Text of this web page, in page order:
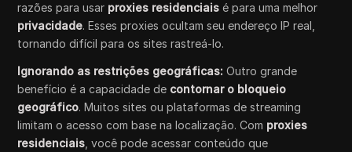
razões para usar proxies residenciais é para uma melhor
privacidade. Esses proxies ocultam seu endereço IP real,
tornando difícil para os sites rastreá-lo.
Ignorando as restrições geográficas:Outro grande
benefício é a capacidade de contornar o bloqueio
geográfico. Muitos sites ou plataformas de streaming
limitam o acesso com base na localização. Com proxies
residenciais , você pode acessar conteúdo que